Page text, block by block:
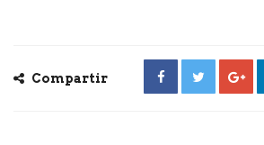
Compartir